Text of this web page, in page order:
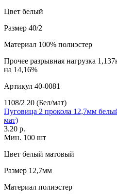
Цвет белый
Размер 40/2
Материал 100% полиэстер
Прочее разрывная нагрузка
на 14,16%
Артикул 40-0081
1108/2 20 (Бел/мат)
Пуговица 2 прокола 12,7мм
мат)
3.20 р.
Мин. 100 шт
Цвет белый матовый
Размер 12,7мм
Материал полиэстер